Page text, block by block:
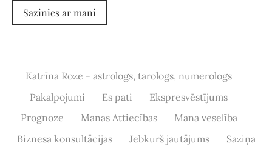
Sazinies ar mani
Katrīna Roze - astrologs, tarologs, numerologs
Pakalpojumi
Es pati
Ekspresvēstījums
Prognoze
Manas Attiecības
Mana veselība
Biznesa konsultācijas
Jebkurš jautājums Saziņa